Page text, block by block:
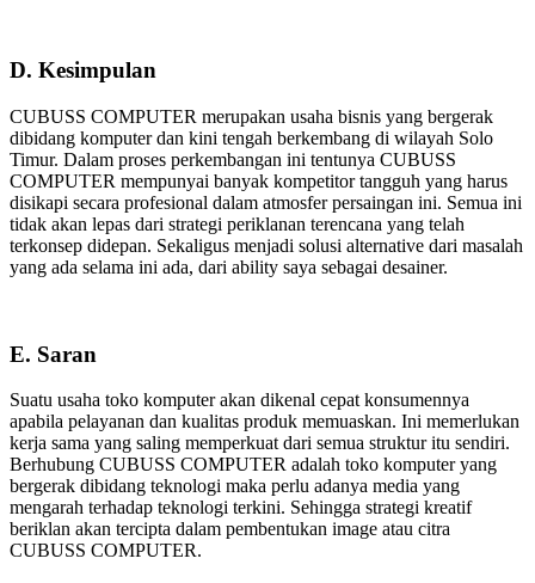
D. Kesimpulan
CUBUSS COMPUTER merupakan usaha bisnis yang bergerak
dibidang komputer dan kini tengah berkembang di wilayah Solo
Timur. Dalam proses perkembangan ini tentunya CUBUSS
COMPUTER mempunyai banyak kompetitor tangguh yang harus
disikapi secara profesional dalam atmosfer persaingan ini. Semua ini
tidak akan lepas dari strategi periklanan terencana yang telah
terkonsep didepan. Sekaligus menjadi solusi alternative dari masalah
yang ada selama ini ada, dari ability saya sebagai desainer.
E. Saran
Suatu usaha toko komputer akan dikenal cepat konsumennya
apabila pelayanan dan kualitas produk memuaskan. Ini memerlukan
kerja sama yang saling memperkuat dari semua struktur itu sendiri.
Berhubung CUBUSS COMPUTER adalah toko komputer yang
bergerak dibidang teknologi maka perlu adanya media yang
mengarah terhadap teknologi terkini. Sehingga strategi kreatif
beriklan akan tercipta dalam pembentukan image atau citra
CUBUSS COMPUTER.